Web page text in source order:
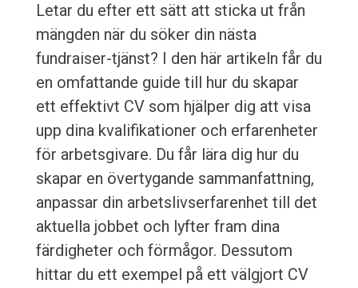
Letar du efter ett sätt att sticka ut från
mängden när du söker din nästa
fundraiser-tjänst? I den här artikeln får du
en omfattande guide till hur du skapar
ett effektivt CV som hjälper dig att visa
upp dina kvalifikationer och erfarenheter
för arbetsgivare. Du får lära dig hur du
skapar en övertygande sammanfattning,
anpassar din arbetslivserfarenhet till det
aktuella jobbet och lyfter fram dina
färdigheter och förmågor. Dessutom
hittar du ett exempel på ett välgjort CV